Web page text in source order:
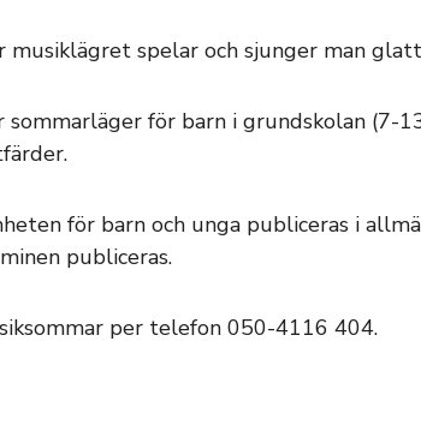
musiklägret spelar och sjunger man
sommarläger för barn i grundskolan (7-
för barn och unga publiceras i
publiceras.
per telefon 050-4116 404.